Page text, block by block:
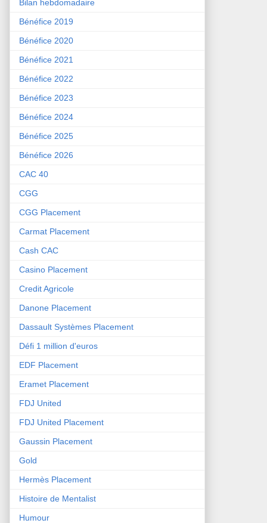
Bilan hebdomadaire
Bénéfice 2019
Bénéfice 2020
Bénéfice 2021
Bénéfice 2022
Bénéfice 2023
Bénéfice 2024
Bénéfice 2025
Bénéfice 2026
CAC 40
CGG
CGG Placement
Carmat Placement
Cash CAC
Casino Placement
Credit Agricole
Danone Placement
Dassault Systèmes Placement
Défi 1 million d'euros
EDF Placement
Eramet Placement
FDJ United
FDJ United Placement
Gaussin Placement
Gold
Hermès Placement
Histoire de Mentalist
Humour